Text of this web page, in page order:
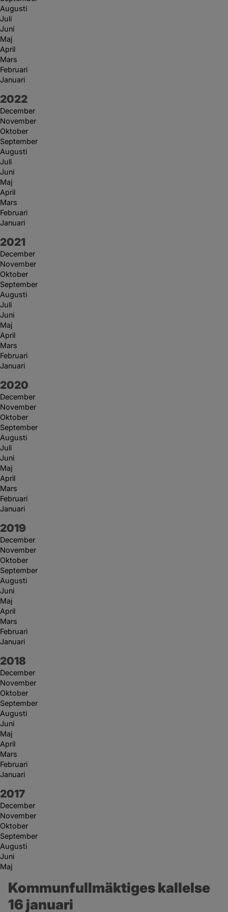
Augusti
Juli
Juni
Maj
April
Mars
Februari
Januari
År:
2022
December
November
Oktober
September
Augusti
Juli
Juni
Maj
April
Mars
Februari
Januari
År:
2021
December
November
Oktober
September
Augusti
Juli
Juni
Maj
April
Mars
Februari
Januari
År:
2020
December
November
Oktober
September
Augusti
Juli
Juni
Maj
April
Mars
Februari
Januari
År:
2019
December
November
Oktober
September
Augusti
Juni
Maj
April
Mars
Februari
Januari
År:
2018
December
November
Oktober
September
Augusti
Juni
Maj
April
Mars
Februari
Januari
År:
2017
December
November
Oktober
September
Augusti
Juni
Maj
Kommunfullmäktiges kallelse
16 januari